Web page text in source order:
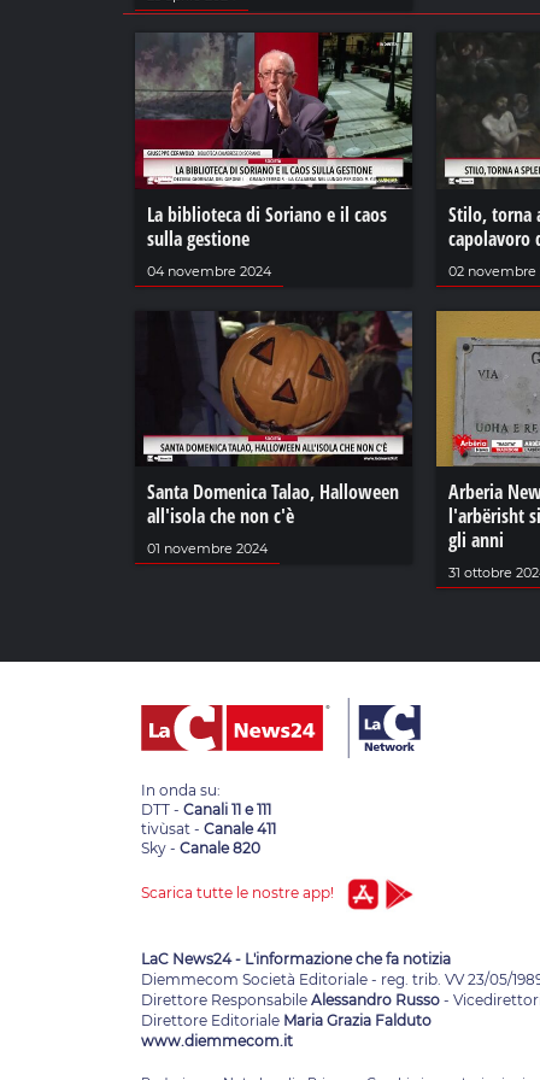
La biblioteca di Soriano e il caos
sulla gestione
04 novembre 2024
Stilo, torna
capolavoro
02 novembre
Santa Domenica Talao, Halloween
all'isola che non c'è
01 novembre 2024
Arberia
l'arbërisht
gli anni
31 ottobre
In onda su:
DTT - Canali 11 e 111
tivùsat - Canale 411
Sky - Canale 820
Scarica tutte le nostre app!
LaC News24 - L'informazione che fa notizia
Diemmecom Società Editoriale - reg. trib. VV 23/05/
Direttore Responsabile Alessandro Russo - Vicedirettori
Direttore Editoriale Maria Grazia Falduto
www.diemmecom.it